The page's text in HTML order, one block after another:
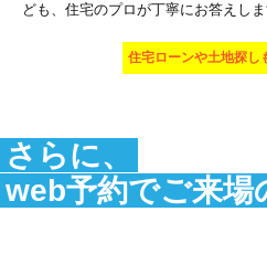
ども、住宅のプロが丁寧にお答えし
住宅ローンや土地探し
さらに、
web予約でご来場